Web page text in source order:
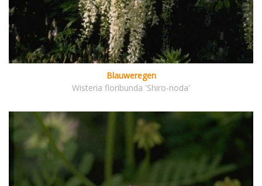
Blauweregen
Wisteria floribunda 'Shiro-noda'